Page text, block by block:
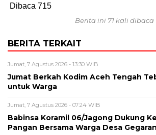
Dibaca 715
Berita ini 71 kali dibaca
BERITA TERKAIT
Jumat, 7 Agustus 2026 - 13:30 WIB
Jumat Berkah Kodim Aceh Tengah
untuk Warga
Jumat, 7 Agustus 2026 - 07:24 WIB
‎Babinsa Koramil 06/Jagong Dukung
Pangan Bersama Warga Desa